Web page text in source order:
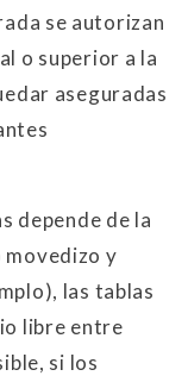
se autorizan
o superior a la
aseguradas
depende de la
y
las tablas
libre entre
si los